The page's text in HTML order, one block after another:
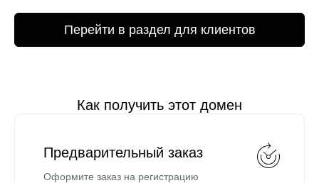
Перейти в раздел для клиентов
Как получить этот домен
Предварительный заказ
Оформите заказ на регистрацию